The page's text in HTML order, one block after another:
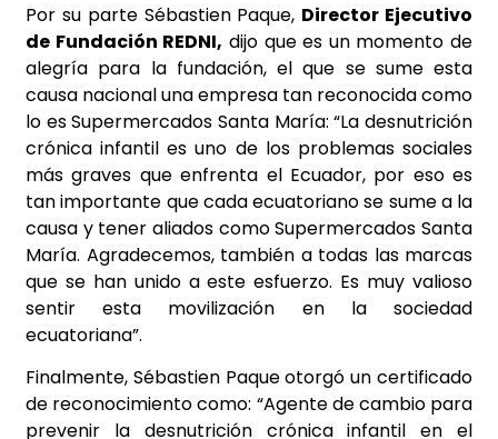
Por su parte Sébastien Paque, Director Ejecutivo
de Fundación REDNI, dijo que es un momento de
alegría para la fundación, el que se sume esta
causa nacional una empresa tan reconocida como
lo es Supermercados Santa María: “La desnutrición
crónica infantil es uno de los problemas sociales
más graves que enfrenta el Ecuador, por eso es
tan importante que cada ecuatoriano se sume a la
causa y tener aliados como Supermercados Santa
María. Agradecemos, también a todas las marcas
que se han unido a este esfuerzo. Es muy valioso
sentir esta movilización en la sociedad
ecuatoriana”.
Finalmente, Sébastien Paque otorgó un certificado
de reconocimiento como: “Agente de cambio para
prevenir la desnutrición crónica infantil en el